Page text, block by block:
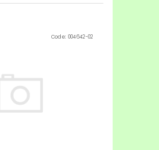
Code: 004642-02